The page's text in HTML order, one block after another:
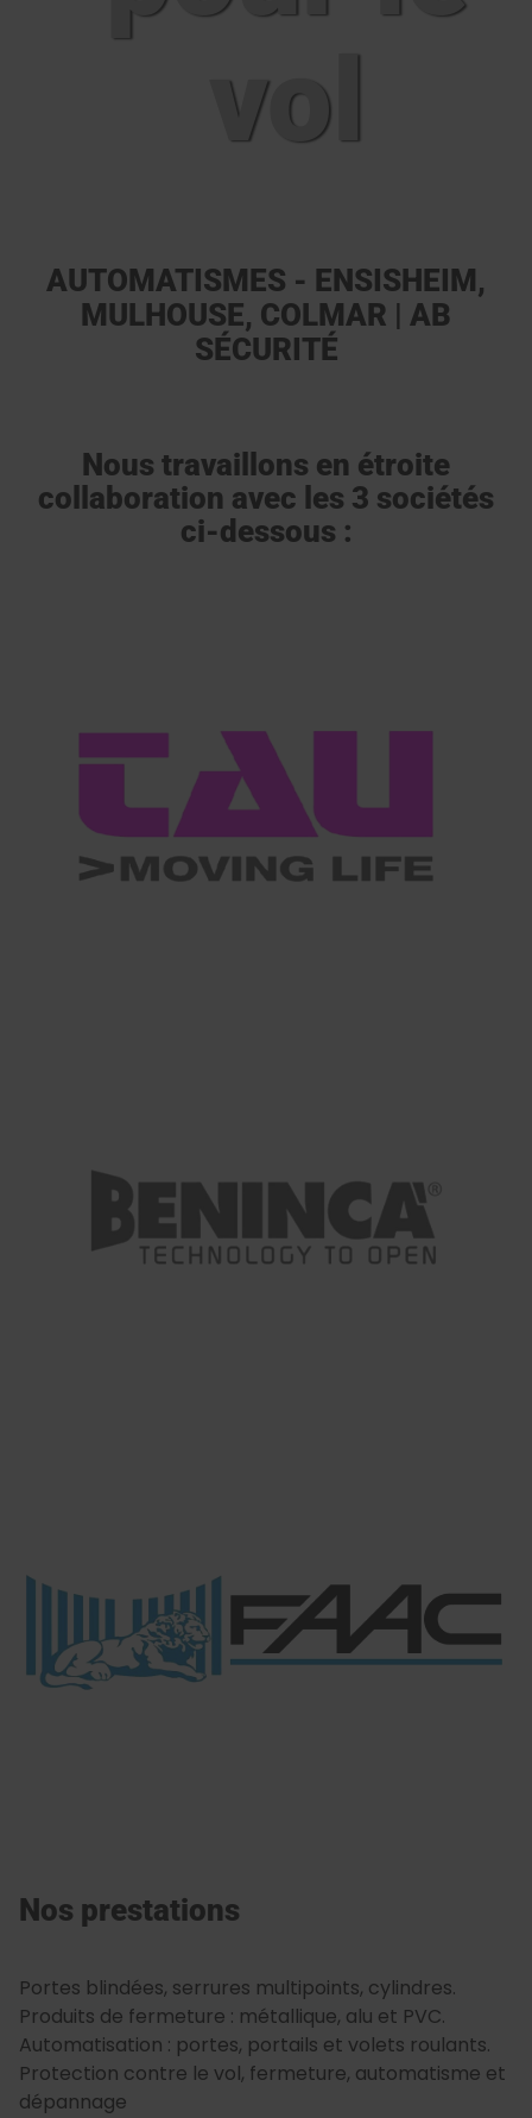
vol
AUTOMATISMES - ENSISHEIM,
MULHOUSE, COLMAR | AB
SÉCURITÉ
Nous travaillons en étroite
collaboration avec les 3 sociétés
ci-dessous :
Nos prestations
Portes blindées, serrures multipoints, cylindres.
Produits de fermeture : métallique, alu et PVC.
Automatisation : portes, portails et volets roulants.
Protection contre le vol, fermeture, automatisme et
dépannage